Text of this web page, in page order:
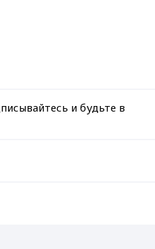
и будьте в